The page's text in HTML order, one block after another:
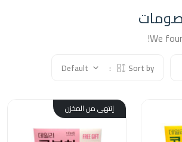
We
Sort by:
Default
إنتهى من المخزن